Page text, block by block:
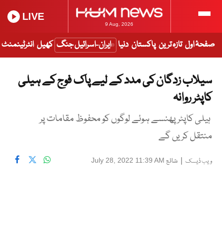
9 Aug, 2026
LIVE
صفحۂ اول تازہ ترین پاکستان دنیا ایران-اسرائیل جنگ کھیل انٹرٹینمنٹ
سیلاب زدگان کی مدد کے لیے پاک فوج کے ہیلی
کاپٹر روانہ
ہیلی کاپٹر پھنسے ہوئے لوگوں کو محفوظ مقامات پر
منتقل کریں گے
ویب ڈیسک | شائع July 28, 2022 11:39 AM